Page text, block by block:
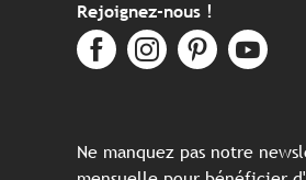
Rejoignez-nous !
Ne manquez pas notre